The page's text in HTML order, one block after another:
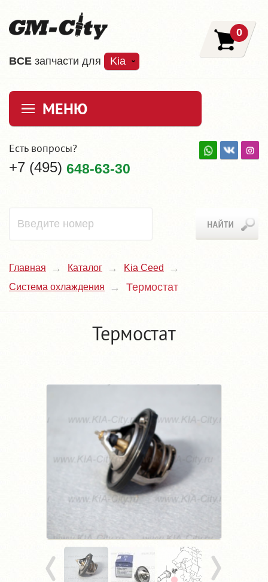
ВCE запчасти для Kia
0
МЕНЮ
Есть вопросы?
+7 (495) 648-63-30
Главная Каталог
Kia Ceed
Система охлаждения
Термостат
Термостат